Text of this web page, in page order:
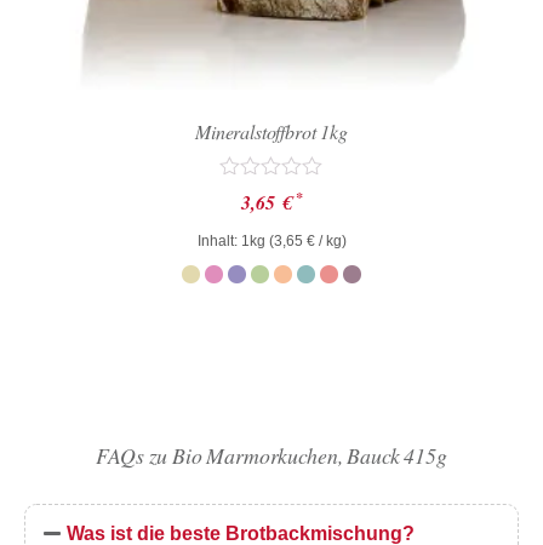
Mineralstoffbrot 1kg
Bewertet
mit
0
von
5
3,65 € *
Inhalt: 1kg (3,65 €/ kg)
FAQs zu Bio Marmorkuchen, Bauck 415g
Was ist die beste Brotbackmischung?